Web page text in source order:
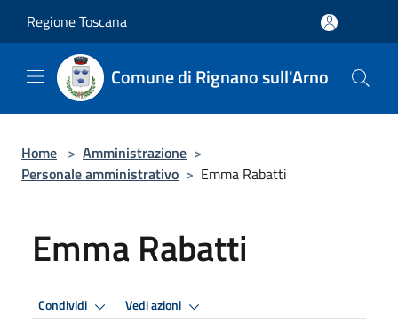
Regione Toscana
Comune di Rignano sull'Arno
Home > Amministrazione >
Personale amministrativo > Emma Rabatti
Emma Rabatti
Condividi Vedi azioni